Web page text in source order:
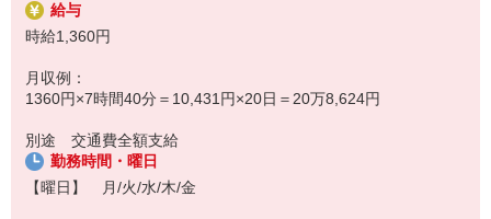
※2025年６月末まで予定のお仕事です
給与
時給1,360円
月収例：
1360円×7時間40分＝10,431円×20日＝20万8,624円
別途 交通費全額支給
勤務時間・曜日
【曜日】 月/火/水/木/金